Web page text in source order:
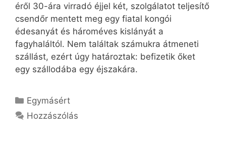
éről 30-ára virradó éjjel két, szolgálatot teljesítő
csendőr mentett meg egy fiatal kongói
édesanyát és hároméves kislányát a
fagyhaláltól. Nem találtak számukra átmeneti
szállást, ezért úgy határoztak: befizetik őket
egy szállodába egy éjszakára.
Kategória
Egymásért
Hozzászólás